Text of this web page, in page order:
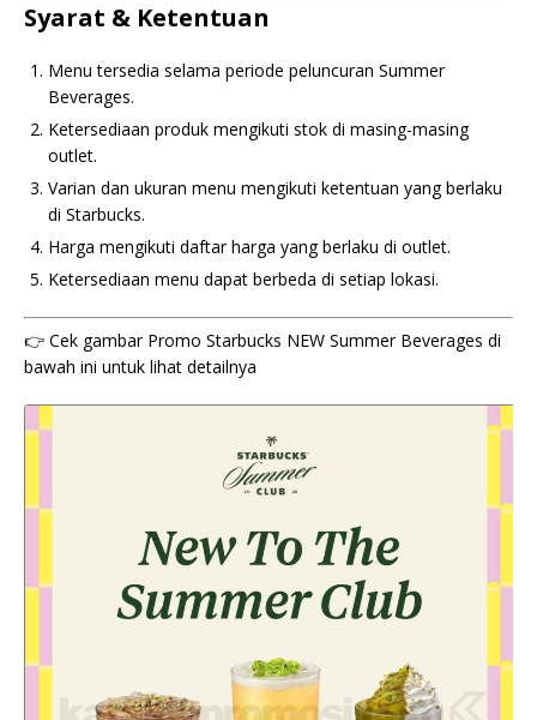
Syarat & Ketentuan
Menu tersedia selama periode peluncuran Summer
Beverages.
Ketersediaan produk mengikuti stok di masing-masing
outlet.
Varian dan ukuran menu mengikuti ketentuan yang berlaku
di Starbucks.
Harga mengikuti daftar harga yang berlaku di outlet.
Ketersediaan menu dapat berbeda di setiap lokasi.
👉 Cek gambar Promo Starbucks NEW Summer Beverages di
bawah ini untuk lihat detailnya